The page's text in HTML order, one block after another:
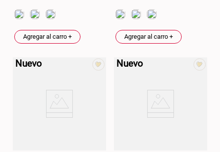
Organizador Cubiertos Bambú
Canasto de Ropa Tela y Bambú
Agregar al carro + Agregar al carro +
Nuevo Nuevo